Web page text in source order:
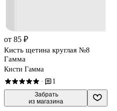
от 85 ₽
Кисть щетина круглая №8
Гамма
Кисти Гамма
· 1
Забрать
из магазина